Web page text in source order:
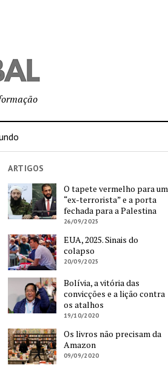
ARTIGOS
O tapete vermelho para um
“ex-terrorista” e a porta
fechada para a Palestina
26/09/2025
EUA, 2025. Sinais do
colapso
20/09/2025
Bolívia, a vitória das
convicções e a lição contra
os atalhos
19/10/2020
Os livros não precisam da
Amazon
09/09/2020